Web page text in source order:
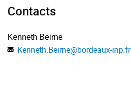
Contacts
Kenneth Beirne
Kenneth.Beirne@bordeaux-inp.fr